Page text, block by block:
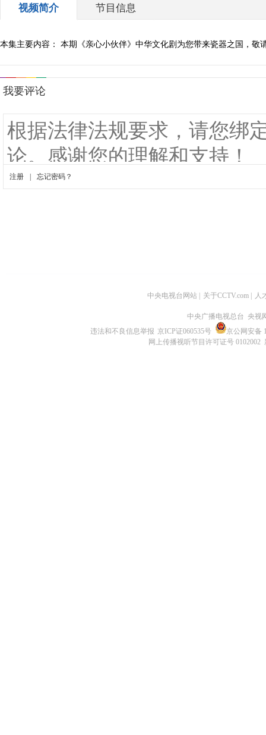
视频简介 节目信息
本集主要内容： 本期《亲心小伙伴》中华文化剧为您带来瓷器之国，
中央电视台网站 关于CCTV.com 人
中央广播电视总台 央视
违法和不良信息举报 京ICP证060535号
京公网安备
网上传播视听节目许可证号 0102002